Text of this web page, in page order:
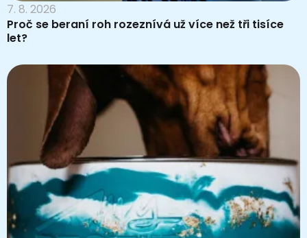
7. 8. 2026
Proč se beraní roh rozeznívá už více než tři tisíce
let?